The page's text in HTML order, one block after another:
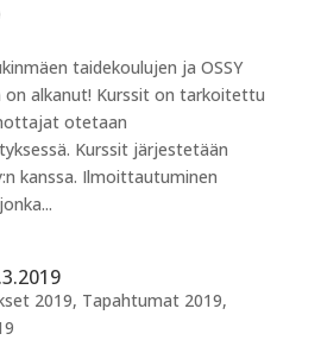
taidekoulujen ja OSSY
on alkanut! Kurssit on tarkoitettu
otetaan
Kurssit järjestetään
kanssa. Ilmoittautuminen
2019, Tapahtumat 2019,